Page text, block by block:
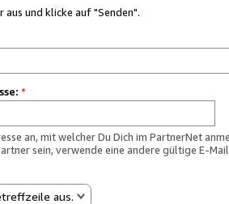
und klicke auf "Senden".
*
an, mit welcher Du Dich im PartnerNet
sein, verwende eine andere gültige E-
aus.